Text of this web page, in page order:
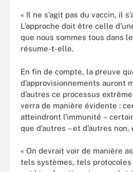
« Il ne s’agit pas du vaccin, il
L’approche doit être celle
que nous sommes tous dans
résume-t-elle.
En fin de compte, la preuve
d’approvisionnements auront
d’autres ce processus
verra de manière évidente :
atteindront l’immunité –
que d’autres – et d’autres
« On devrait voir de manière
tels systèmes, tels